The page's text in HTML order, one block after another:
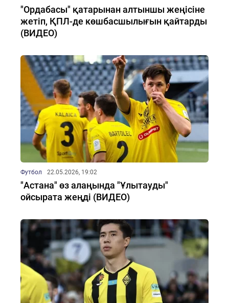
"Ордабасы" қатарынан алтыншы жеңісіне
жетіп, ҚПЛ-де көшбасшылығын қайтарды
(ВИДЕО)
Футбол 22.05.2026, 19:02
"Астана" өз алаңында "Ұлытауды"
ойсырата жеңді (ВИДЕО)